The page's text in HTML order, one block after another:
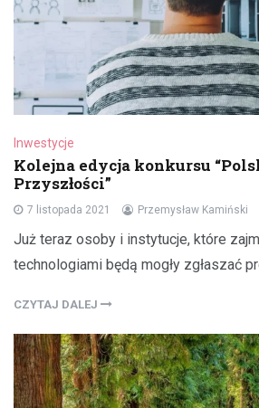
Inwestycje
Kolejna edycja konkursu
Przyszłości”
7 listopada 2021 Przemysław Kamiński
Już teraz osoby i instytucje, które
technologiami będą mogły zgłaszać
CZYTAJ DALEJ